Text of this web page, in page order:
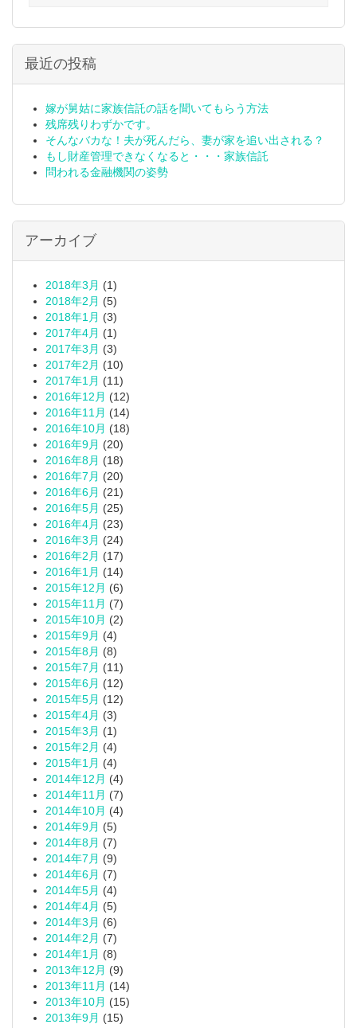
最近の投稿
嫁が舅姑に家族信託の話を聞いてもらう方法
残席残りわずかです。
そんなバカな！夫が死んだら、妻が家を追い出される？
もし財産管理できなくなると・・・家族信託
問われる金融機関の姿勢
アーカイブ
2018年3月 (1)
2018年2月 (5)
2018年1月 (3)
2017年4月 (1)
2017年3月 (3)
2017年2月 (10)
2017年1月 (11)
2016年12月 (12)
2016年11月 (14)
2016年10月 (18)
2016年9月 (20)
2016年8月 (18)
2016年7月 (20)
2016年6月 (21)
2016年5月 (25)
2016年4月 (23)
2016年3月 (24)
2016年2月 (17)
2016年1月 (14)
2015年12月 (6)
2015年11月 (7)
2015年10月 (2)
2015年9月 (4)
2015年8月 (8)
2015年7月 (11)
2015年6月 (12)
2015年5月 (12)
2015年4月 (3)
2015年3月 (1)
2015年2月 (4)
2015年1月 (4)
2014年12月 (4)
2014年11月 (7)
2014年10月 (4)
2014年9月 (5)
2014年8月 (7)
2014年7月 (9)
2014年6月 (7)
2014年5月 (4)
2014年4月 (5)
2014年3月 (6)
2014年2月 (7)
2014年1月 (8)
2013年12月 (9)
2013年11月 (14)
2013年10月 (15)
2013年9月 (15)